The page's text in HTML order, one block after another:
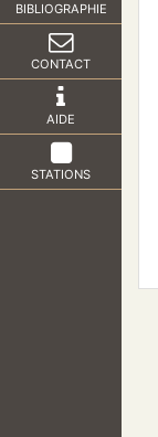
BIBLIOGRAPHIE
CONTACT
AIDE
STATIONS